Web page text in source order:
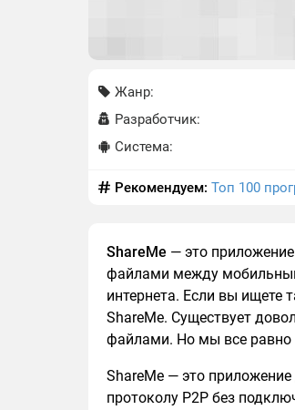
Жанр:
Разработчик:
Система:
Рекомендуем: Топ 100
ShareMe — это
файлами между
интернета. Если вы ищете
ShareMe. Существует
файлами. Но мы все равно
ShareMe — это
протоколу P2P без